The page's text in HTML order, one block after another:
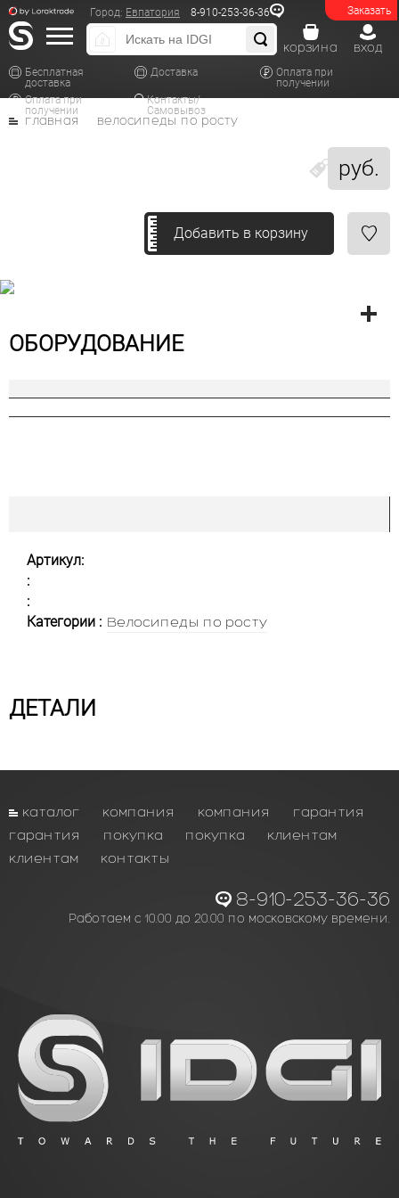
Заказать
Город: Евпатория 8-910-253-36-36
Бесплатная
доставка
Доставка
Оплата при
получении
Оплата при
получении
Контакты/
Самовывоз
вход
корзина
руб.
главная велосипеды по росту
Добавить в корзину
ОБОРУДОВАНИЕ
Артикул:
:
:
Категории : Велосипеды по росту
ДЕТАЛИ
каталог компания компания
гарантия
гарантия
покупка покупка
клиентам
клиентам
контакты
8-910-253-36-36
Работаем с 10.00 до 20.00 по московскому времени.